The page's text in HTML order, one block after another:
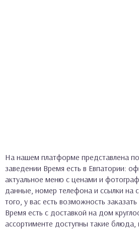
На нашем платформе представлена
заведении Время есть в Евпатории:
актуальное меню с ценами и
данные, номер телефона и ссылки на
того, у вас есть возможность
Время есть с доставкой на дом
ассортименте доступны такие блюда,